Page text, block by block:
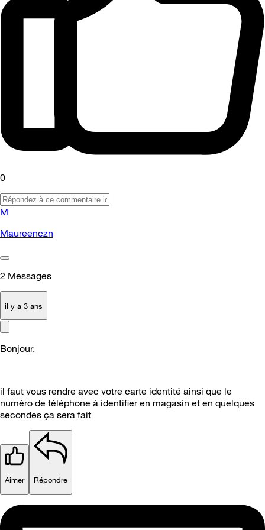
0
M
Maureenczn
2 Messages
il y a 3 ans
Bonjour,
il faut vous rendre avec votre carte identité ainsi que le
numéro de téléphone à identifier en magasin et en quelques
secondes ça sera fait
Aimer Répondre